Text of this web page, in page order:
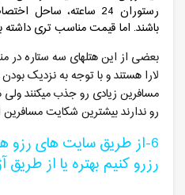
رستوران 24 ساعته،
باشند. اما قیمت مناسب تری داشته
لارا هستند و با توجه به نزدیک
مسافرین زیادی رو جذب میکنند ولی
رو ندارند بیشترین شکایت
6-از طریق سایت های رزو
رزرو کنیم بهتره یا از طریق